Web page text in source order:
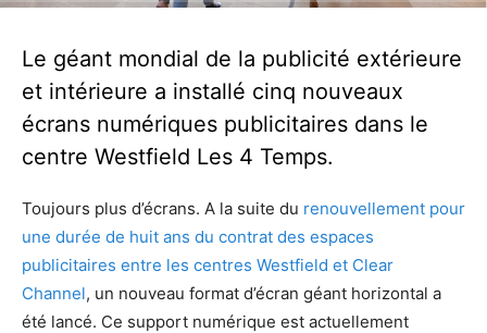
Le géant mondial de la publicité extérieure
et intérieure a installé cinq nouveaux
écrans numériques publicitaires dans le
centre Westfield Les 4 Temps.
Toujours plus d’écrans. A la suite du renouvellement pour
une durée de huit ans du contrat des espaces
publicitaires entre les centres Westfield et Clear
Channel, un nouveau format d’écran géant horizontal a
été lancé. Ce support numérique est actuellement